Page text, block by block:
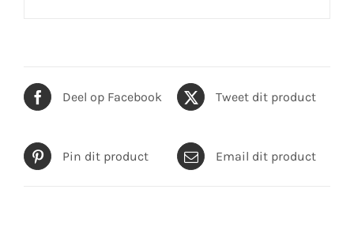
Deel op Facebook Tweet dit product
Pin dit product Email dit product